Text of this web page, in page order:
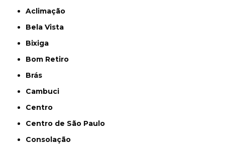
Aclimação
Bela Vista
Bixiga
Bom Retiro
Brás
Cambuci
Centro
Centro de São Paulo
Consolação